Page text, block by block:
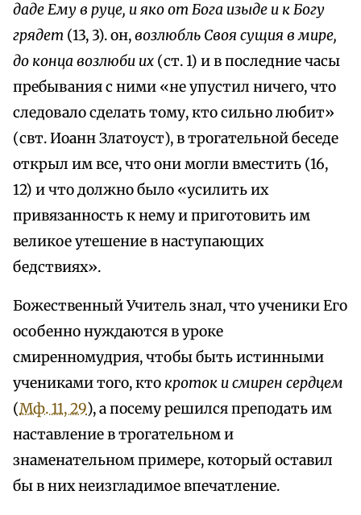
даде Ему в руце, и яко от Бога изыде и к Богу
грядет (13, 3). он,возлюбль Своя сущия в мире,
до конца возлюби их (ст. 1) и в последние часы
пребывания с ними «не упустил ничего, что
следовало сделать тому, кто сильно любит»
(свт. Иоанн Златоуст), в трогательной беседе
открыл им все, что они могли вместить (16,
12) и что должно было «усилить их
привязанность к нему и приготовить им
великое утешение в наступающих
бедствиях».
Божественный Учитель знал, что ученики Его
особенно нуждаются в уроке
смиренномудрия, чтобы быть истинными
учениками того, кто кроток и смирен сердцем
(Мф. 11, 29), а посему решился преподать им
наставление в трогательном и
знаменательном примере, который оставил
бы в них неизгладимое впечатление.